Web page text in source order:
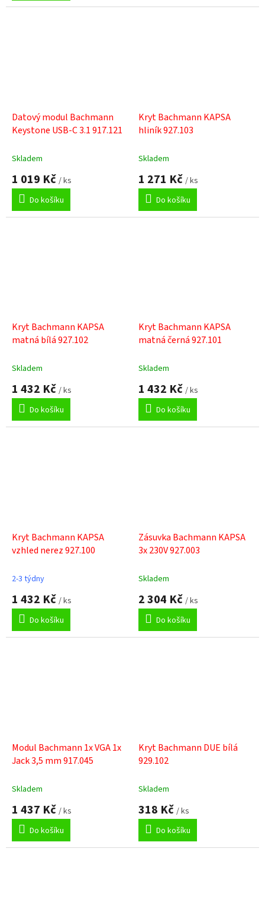
5
Datový modul Bachmann
Keystone USB-C 3.1 917.121
Skladem
1 019 Kč / ks
Do košíku
Kryt Bachmann KAPSA
hliník 927.103
Skladem
1 271 Kč / ks
Do košíku
Kryt Bachmann KAPSA
matná bílá 927.102
Skladem
1 432 Kč / ks
Do košíku
Kryt Bachmann KAPSA
matná černá 927.101
Skladem
1 432 Kč / ks
Do košíku
Kryt Bachmann KAPSA
vzhled nerez 927.100
2-3 týdny
1 432 Kč / ks
Do košíku
Zásuvka Bachmann KAPSA
3x 230V 927.003
Skladem
2 304 Kč / ks
Do košíku
Modul Bachmann 1x VGA 1x
Jack 3,5 mm 917.045
Skladem
1 437 Kč / ks
Do košíku
Kryt Bachmann DUE bílá
929.102
Skladem
318 Kč / ks
Do košíku